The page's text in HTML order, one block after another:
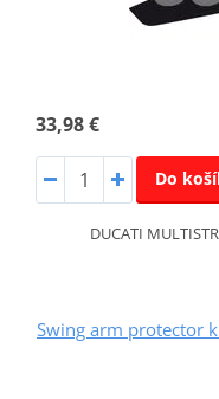
33,98 €
Do
DUCATI
Swing arm protector